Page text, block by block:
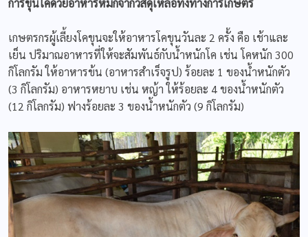
การขุนโคด้วยอาหารหมักจากวัสดุเหลือทิ้งทางการเกษตร
เกษตรกรผู้เลี้ยงโคขุนจะให้อาหารโคขุนวันละ 2 ครั้ง คือ เช้าและ
เย็น ปริมาณอาหารที่ให้จะสัมพันธ์กับน้ำหนักโค เช่น โคหนัก 300
กิโลกรัม ให้อาหารข้น (อาหารสำเร็จรูป) ร้อยละ 1 ของน้ำหนักตัว
(3 กิโลกรัม) อาหารหยาบ เช่น หญ้า ให้ร้อยละ 4 ของน้ำหนักตัว
(12 กิโลกรัม) ฟางร้อยละ 3 ของน้ำหนักตัว (9 กิโลกรัม)